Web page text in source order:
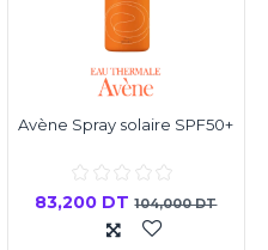
Avène Spray solaire SPF50+
83,200 DT104,000 DT